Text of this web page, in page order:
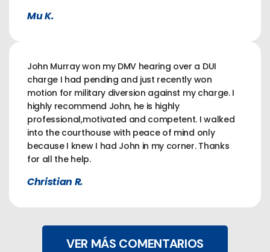
Mu K.
John Murray won my DMV hearing over a DUI
charge I had pending and just recently won
motion for military diversion against my charge. I
highly recommend John, he is highly
professional,motivated and competent. I walked
into the courthouse with peace of mind only
because I knew I had John in my corner. Thanks
for all the help.
Christian R.
VER MÁS COMENTARIOS